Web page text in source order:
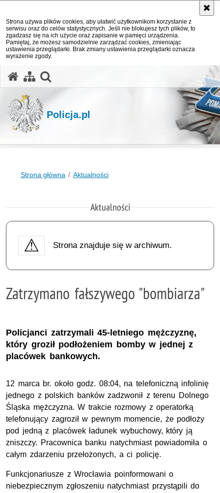
Strona używa plików cookies, aby ułatwić użytkownikom korzystanie z
serwisu oraz do celów statystycznych. Jeśli nie blokujesz tych plików, to
zgadzasz się na ich użycie oraz zapisanie w pamięci urządzenia.
Pamiętaj, że możesz samodzielnie zarządzać cookies, zmieniając
ustawienia przeglądarki. Brak zmiany ustawienia przeglądarki oznacza
wyrażenie zgody.
Policja.pl
Strona główna Aktualności
Aktualności
Strona znajduje się w archiwum.
Zatrzymano fałszywego "bombiarza"
Policjanci zatrzymali 45-letniego mężczyznę,
który groził podłożeniem bomby w jednej z
placówek bankowych.
12 marca br. około godz. 08:04, na telefoniczną infolinię
jednego z polskich banków zadzwonił z terenu Dolnego
Śląska mężczyzna. W trakcie rozmowy z operatorką
telefonujący zagroził w pewnym momencie, że podłoży
pod jedną z placówek ładunek wybuchowy, który ją
zniszczy. Pracownica banku natychmiast powiadomiła o
całym zdarzeniu przełożonych, a ci policję.
Funkcjonariusze z Wrocławia poinformowani o
niebezpiecznym zgłoszeniu natychmiast przystąpili do